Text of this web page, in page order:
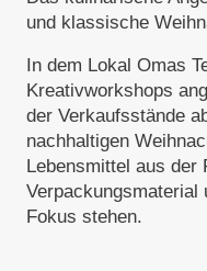
und klassische
In dem Lokal Omas
Kreativworkshops
der Verkaufsstände
nachhaltigen
Lebensmittel aus der
Verpackungsmaterial
Fokus stehen.